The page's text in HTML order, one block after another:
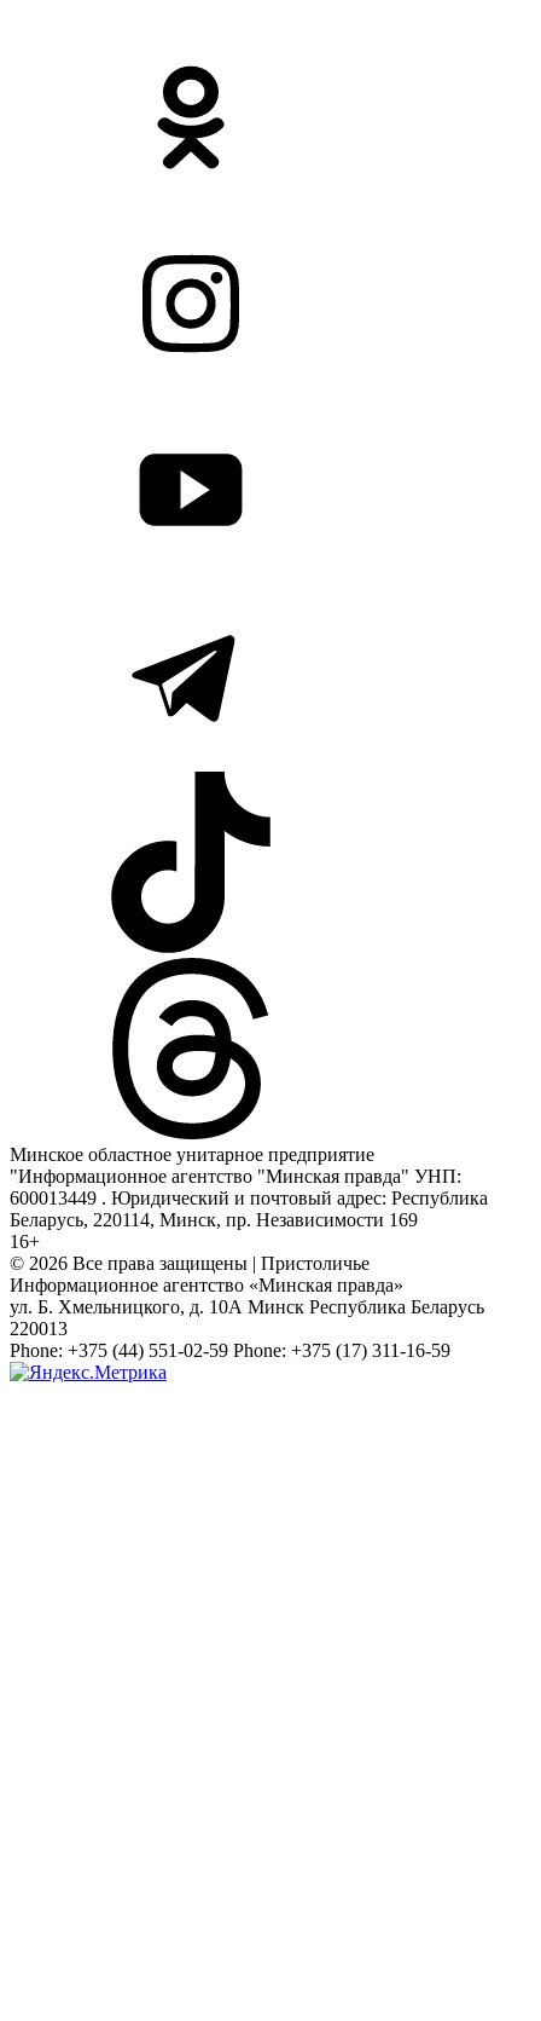
Минское областное унитарное предприятие
"Информационное агентство "Минская правда" УНП:
600013449 . Юридический и почтовый адрес: Республика
Беларусь, 220114, Минск, пр. Независимости 169
16+
© 2026 Все права защищены | Пристоличье
Информационное агентство «Минская правда»
ул. Б. Хмельницкого, д. 10А Минск Республика Беларусь
220013
Phone: +375 (44) 551-02-59 Phone: +375 (17) 311-16-59